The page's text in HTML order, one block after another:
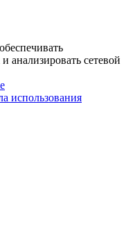
анализировать сетевой
использования